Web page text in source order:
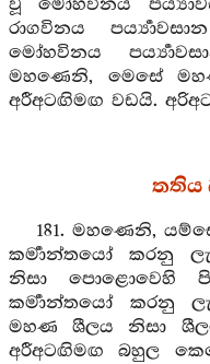
වූ මෝහවිනය
රාගවිනය
මෝහවිනය
මහණෙනි, මෙසේ
අරීඅටඟිමඟ වඩයි.
තතිය
181. මහණෙනි,
කර්‍මාන්තයෝ කරනු
නිසා පොළොවෙහි
කර්‍මාන්තයෝ කරනු
මහණ ශීලය නිසා
අරීඅටඟිමඟ බහුල